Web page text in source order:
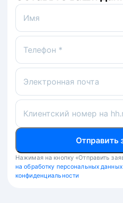
Имя
Телефон *
Электронная почта
Клиентский номер на
Отправить
Нажимая на кнопку «Отправить
на обработку персональных
конфиденциальности